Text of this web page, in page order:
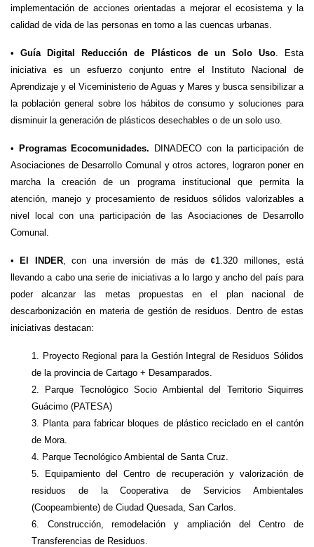
implementación de acciones orientadas a mejorar el ecosistema y la
calidad de vida de las personas en torno a las cuencas urbanas.
• Guía Digital Reducción de Plásticos de un Solo Uso. Esta
iniciativa es un esfuerzo conjunto entre el Instituto Nacional de
Aprendizaje y el Viceministerio de Aguas y Mares y busca sensibilizar a
la población general sobre los hábitos de consumo y soluciones para
disminuir la generación de plásticos desechables o de un solo uso.
• Programas Ecocomunidades. DINADECO con la participación de
Asociaciones de Desarrollo Comunal y otros actores, lograron poner en
marcha la creación de un programa institucional que permita la
atención, manejo y procesamiento de residuos sólidos valorizables a
nivel local con una participación de las Asociaciones de Desarrollo
Comunal.
• El INDER, con una inversión de más de ¢1.320 millones, está
llevando a cabo una serie de iniciativas a lo largo y ancho del país para
poder alcanzar las metas propuestas en el plan nacional de
descarbonización en materia de gestión de residuos. Dentro de estas
iniciativas destacan:
1. Proyecto Regional para la Gestión Integral de Residuos Sólidos
de la provincia de Cartago + Desamparados.
2. Parque Tecnológico Socio Ambiental del Territorio Siquirres
Guácimo (PATESA)
3. Planta para fabricar bloques de plástico reciclado en el cantón
de Mora.
4. Parque Tecnológico Ambiental de Santa Cruz.
5. Equipamiento del Centro de recuperación y valorización de
residuos de la Cooperativa de Servicios Ambientales
(Coopeambiente) de Ciudad Quesada, San Carlos.
6. Construcción, remodelación y ampliación del Centro de
Transferencias de Residuos.